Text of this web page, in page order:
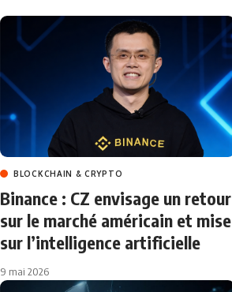
BLOCKCHAIN & CRYPTO
Binance : CZ envisage un retour
sur le marché américain et mise
sur l’intelligence artificielle
9 mai 2026